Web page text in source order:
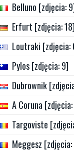
Belluno [zdjęcia:
Erfurt [zdjęcia: 18]
Loutraki [zdjęcia:
Pylos [zdjęcia: 9]
Dubrownik
A Coruna
Targoviste
Meggesz